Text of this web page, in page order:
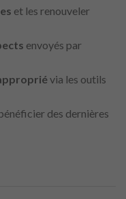
et les renouveler
envoyés par
via les outils
des dernières